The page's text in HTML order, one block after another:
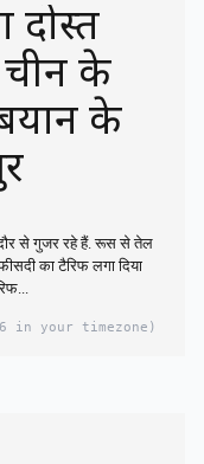
दोस्त
के
के
से गुजर रहे हैं. रूस से तेल
का टैरिफ लगा दिया
in your timezone)